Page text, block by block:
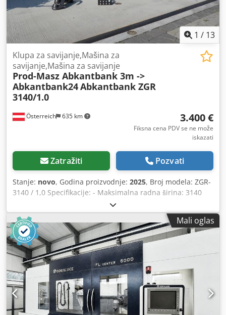
1 / 13
Österreich 635 km
Klupa za savijanje,Mašina za
savijanje,Mašina za savijanje
Prod-Masz Abkantbank 3m ->
Abkantbank24Abkantbank ZGR
3140/1.0
3.400 €
Fiksna cena PDV se ne može
iskazati
Zatražiti Pozvati
Stanje: novo, Godina proizvodnje: 2025, Broj modela: ZGR-
3140 / 1,0 Specifikacije: - Maksimalna radna širina: 3140
mm - Kapacitet savijanja: do 1,0 mm (čelični lim) - Ugao
savijanja: maks. 145 stepeni - Debljina savijanja zraka: 20
mm - Sečenje valjkastim makazama duž cele radne širine -
Podizanje gornje grede u tri položaja - Otvaranje: 80 mm -
Gradscala - Ugao zaustavljanje - Dubinski pristupi - Težina:
oko 560 kg - Valjkaste makaze (maks. kapacitet sečenja do
0, 8 mm / čelični lim) + 350 evra Dwjdpfxechwa De Acfoa -
Mašina je u skladu sa CE direktivama i ima garanciju od 12
meseci. Isporuka: svake nedelje Gotovinsko plaćanje po
isporuci Isporuka 360 evra. Direktno iz Poljske Radujemo se
što ćemo čuti od vas!
Mali oglas